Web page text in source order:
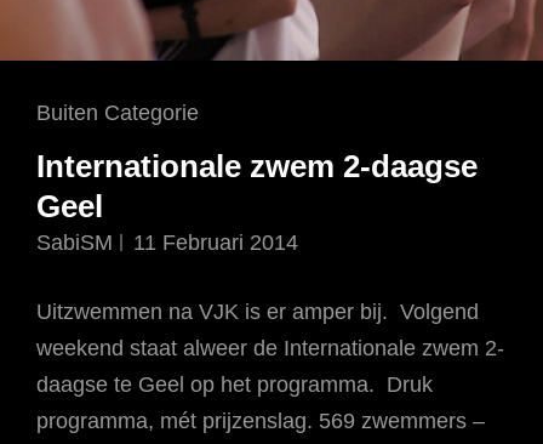
Cat
Buiten Categorie
Internationale zwem 2-daagse
Geel
SabiSM 11 Februari 2014
Uitzwemmen na VJK is er amper bij. Volgend
weekend staat alweer de Internationale zwem 2-
daagse te Geel op het programma. Druk
programma, mét prijzenslag. 569 zwemmers –